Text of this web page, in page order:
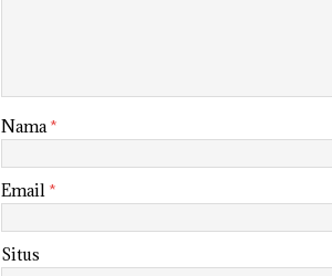
Nama*
Email *
Situs